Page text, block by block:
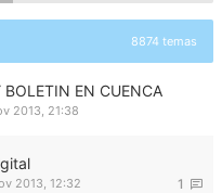
8874 temas
EN CUENCA
2013, 21:38
1
2013, 12:32